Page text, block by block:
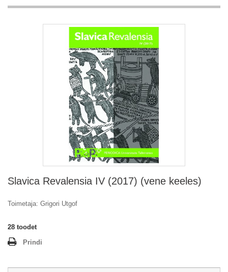
Slavica Revalensia IV (2017) (vene keeles)
Toimetaja: Grigori Utgof
28 toodet
Prindi